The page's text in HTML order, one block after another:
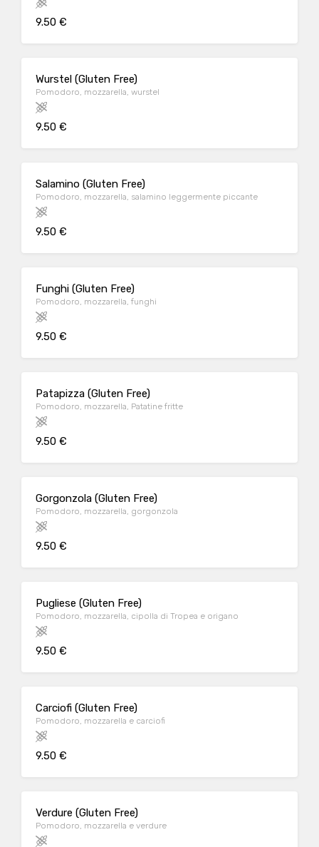
9.50 €
Wurstel (Gluten Free)
Pomodoro, mozzarella, wurstel
9.50 €
Salamino (Gluten Free)
Pomodoro, mozzarella, salamino leggermente piccante
9.50 €
Funghi (Gluten Free)
Pomodoro, mozzarella, funghi
9.50 €
Patapizza (Gluten Free)
Pomodoro, mozzarella, Patatine fritte
9.50 €
Gorgonzola (Gluten Free)
Pomodoro, mozzarella, gorgonzola
9.50 €
Pugliese (Gluten Free)
Pomodoro, mozzarella, cipolla di Tropea e origano
9.50 €
Carciofi (Gluten Free)
Pomodoro, mozzarella e carciofi
9.50 €
Verdure (Gluten Free)
Pomodoro, mozzarella e verdure